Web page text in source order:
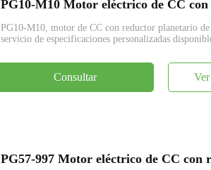
PG10-M10, motor de CC con reductor planetario
servicio de especificaciones personalizadas
Consultar